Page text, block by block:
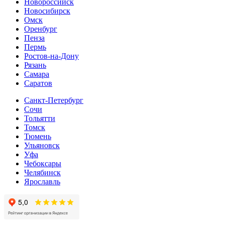
Новороссийск
Новосибирск
Омск
Оренбург
Пенза
Пермь
Ростов-на-Дону
Рязань
Самара
Cаратов
Санкт-Петербург
Сочи
Тольятти
Томск
Тюмень
Ульяновск
Уфа
Чебоксары
Челябинск
Ярославль